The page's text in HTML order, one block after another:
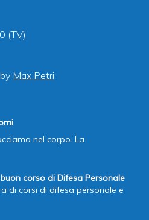
(TV)
Max Petri
nel corpo. La
corso di Difesa Personale
di corsi di difesa personale e